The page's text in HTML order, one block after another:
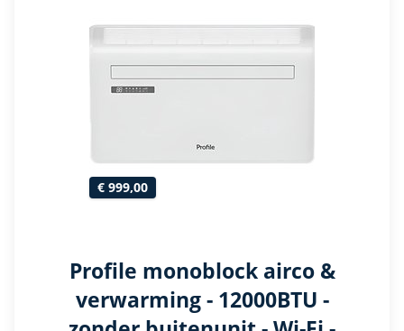
€ 999,00
Profile monoblock airco &
verwarming - 12000BTU -